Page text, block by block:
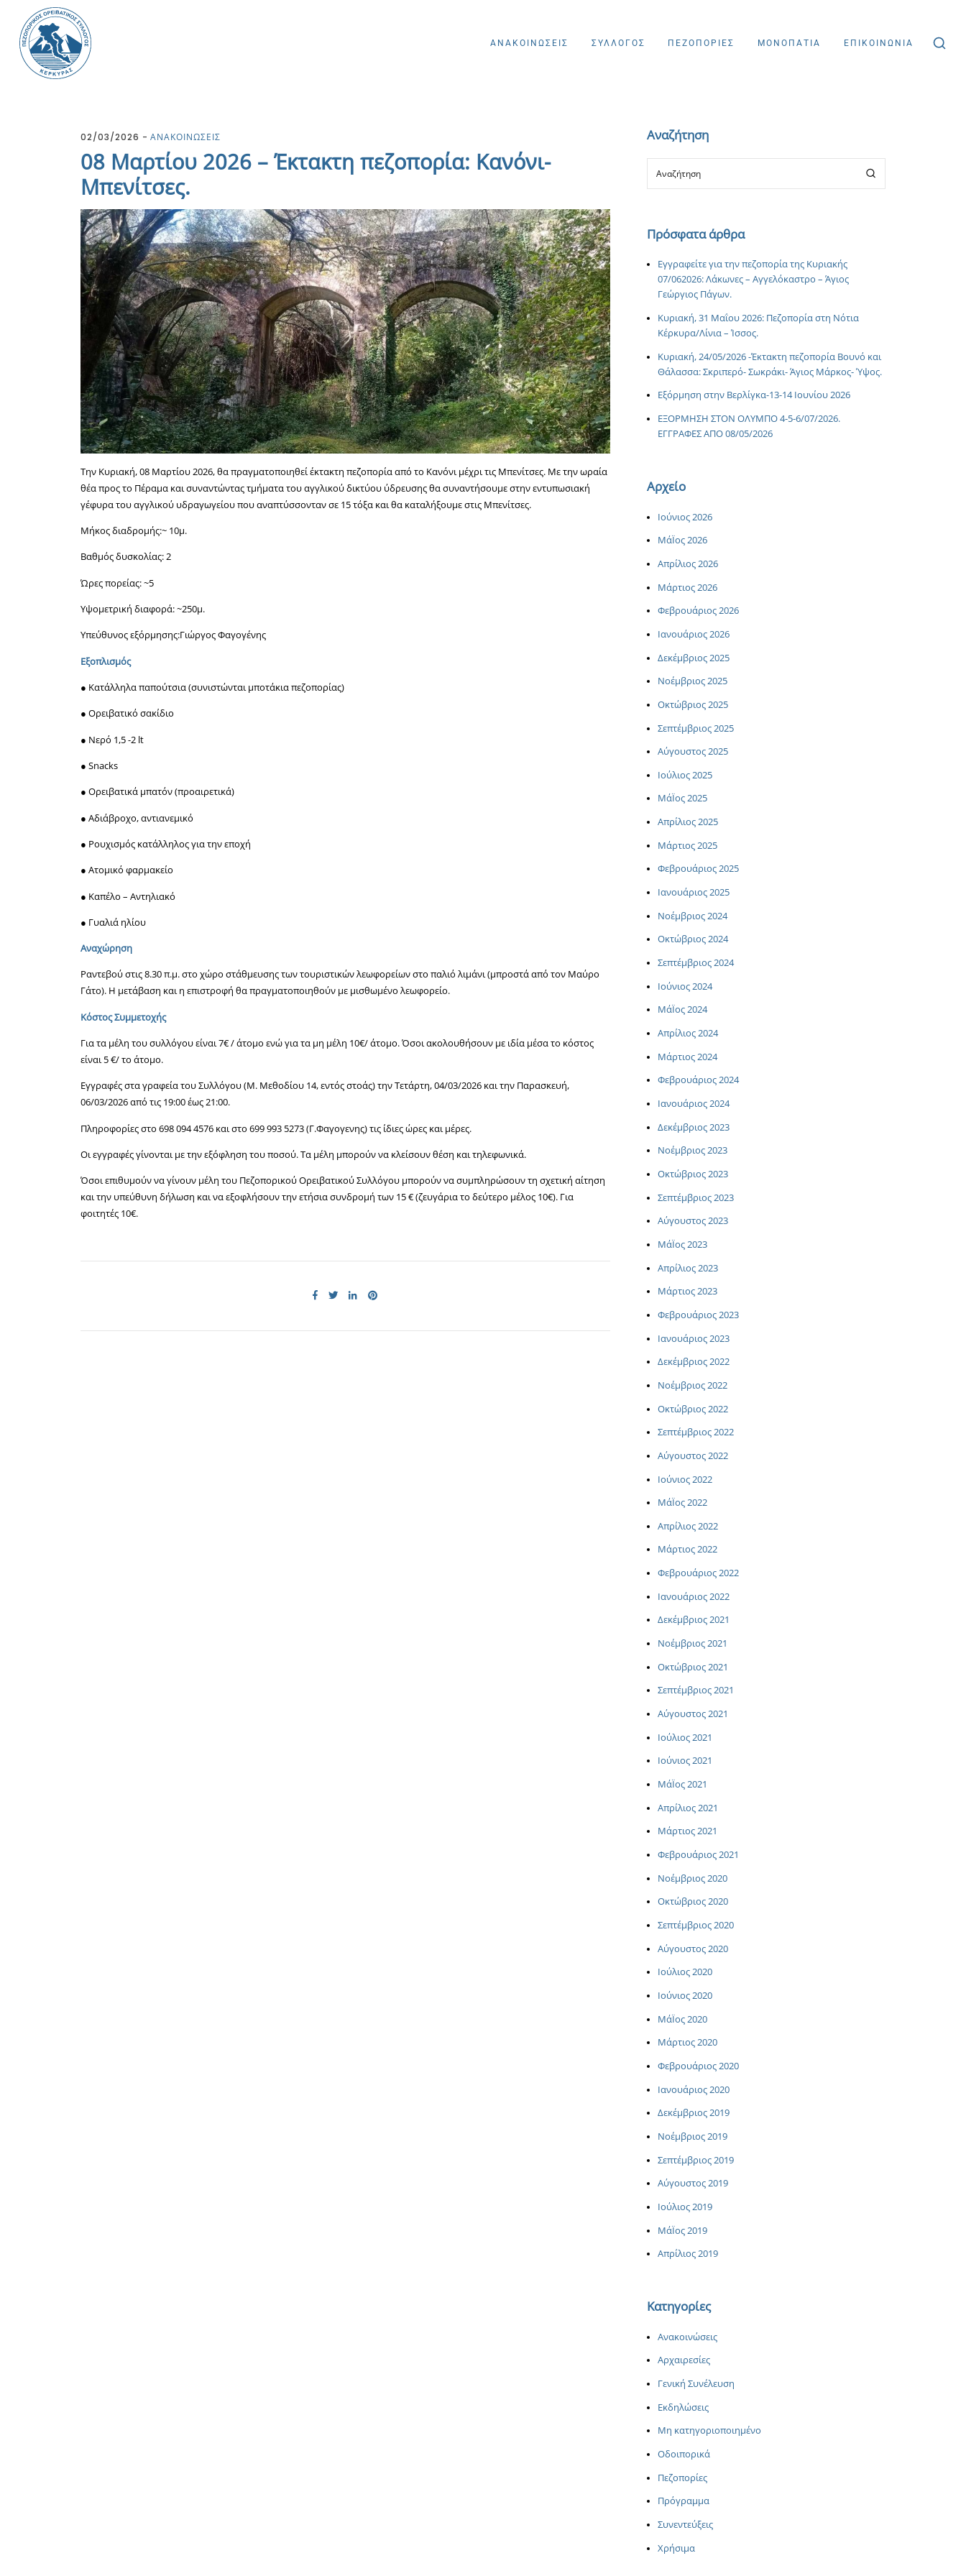
ΑΝΑΚΟΙΝΩΣΕΙΣ ΣΥΛΛΟΓΟΣ ΠΕΖΟΠΟΡΙΕΣ ΜΟΝΟΠΑΤΙΑ ΕΠΙΚΟΙΝΩΝΙΑ
02/03/2026 ΑΝΑΚΟΙΝΩΣΕΙΣ
08 Μαρτίου 2026 – Έκτακτη πεζοπορία: Κανόνι-
Μπενίτσες.
Την Κυριακή, 08 Μαρτίου 2026, θα πραγματοποιηθεί έκτακτη πεζοπορία από το Κανόνι μέχρι τις Μπενίτσες. Με την ωραία
θέα προς το Πέραμα και συναντώντας τμήματα του αγγλικού δικτύου ύδρευσης θα συναντήσουμε στην εντυπωσιακή
γέφυρα του αγγλικού υδραγωγείου που αναπτύσσονταν σε 15 τόξα και θα καταλήξουμε στις Μπενίτσες.
Μήκος διαδρομής:~ 10μ.
Βαθμός δυσκολίας: 2
Ώρες πορείας: ~5
Υψομετρική διαφορά: ~250μ.
Υπεύθυνος εξόρμησης:Γιώργος Φαγογένης
Εξοπλισμός
● Κατάλληλα παπούτσια (συνιστώνται μποτάκια πεζοπορίας)
● Ορειβατικό σακίδιο
● Νερό 1,5 -2 lt
● Snacks
● Ορειβατικά μπατόν (προαιρετικά)
● Αδιάβροχο, αντιανεμικό
● Ρουχισμός κατάλληλος για την εποχή
● Ατομικό φαρμακείο
● Καπέλο – Αντηλιακό
● Γυαλιά ηλίου
Αναχώρηση
Ραντεβού στις 8.30 π.μ. στο χώρο στάθμευσης των τουριστικών λεωφορείων στο παλιό λιμάνι (μπροστά από τον Μαύρο
Γάτο). Η μετάβαση και η επιστροφή θα πραγματοποιηθούν με μισθωμένο λεωφορείο.
Κόστος Συμμετοχής
Για τα μέλη του συλλόγου είναι 7€ / άτομο ενώ για τα μη μέλη 10€/ άτομο. Όσοι ακολουθήσουν με ιδία μέσα το κόστος
είναι 5 €/ το άτομο.
Εγγραφές στα γραφεία του Συλλόγου (Μ. Μεθοδίου 14, εντός στοάς) την Τετάρτη, 04/03/2026 και την Παρασκευή,
06/03/2026 από τις 19:00 έως 21:00.
Πληροφορίες στο 698 094 4576 και στο 699 993 5273 (Γ.Φαγογενης) τις ίδιες ώρες και μέρες.
Οι εγγραφές γίνονται με την εξόφληση του ποσού. Τα μέλη μπορούν να κλείσουν θέση και τηλεφωνικά.
Όσοι επιθυμούν να γίνουν μέλη του Πεζοπορικού Ορειβατικού Συλλόγου μπορούν να συμπληρώσουν τη σχετική αίτηση
και την υπεύθυνη δήλωση και να εξοφλήσουν την ετήσια συνδρομή των 15 € (ζευγάρια το δεύτερο μέλος 10€). Για
φοιτητές 10€.
Αναζήτηση
Πρόσφατα άρθρα
Εγγραφείτε για την πεζοπορία της Κυριακής
07/062026: Λάκωνες – Αγγελόκαστρο – Άγιος
Γεώργιος Πάγων.
Κυριακή, 31 Μαΐου 2026: Πεζοπορία στη Νότια
Κέρκυρα/Λίνια – Ίσσος.
Κυριακή, 24/05/2026 -Έκτακτη πεζοπορία Βουνό και
Θάλασσα: Σκριπερό- Σωκράκι- Άγιος Μάρκος- Ύψος.
Εξόρμηση στην Βερλίγκα-13-14 Ιουνίου 2026
ΕΞΟΡΜΗΣΗ ΣΤΟΝ ΟΛΥΜΠΟ 4-5-6/07/2026.
ΕΓΓΡΑΦΕΣ ΑΠΟ 08/05/2026
Αρχείο
Ιούνιος 2026
ΜάΪος 2026
Απρίλιος 2026
Μάρτιος 2026
Φεβρουάριος 2026
Ιανουάριος 2026
Δεκέμβριος 2025
Νοέμβριος 2025
Οκτώβριος 2025
Σεπτέμβριος 2025
Αύγουστος 2025
Ιούλιος 2025
ΜάΪος 2025
Απρίλιος 2025
Μάρτιος 2025
Φεβρουάριος 2025
Ιανουάριος 2025
Νοέμβριος 2024
Οκτώβριος 2024
Σεπτέμβριος 2024
Ιούνιος 2024
ΜάΪος 2024
Απρίλιος 2024
Μάρτιος 2024
Φεβρουάριος 2024
Ιανουάριος 2024
Δεκέμβριος 2023
Νοέμβριος 2023
Οκτώβριος 2023
Σεπτέμβριος 2023
Αύγουστος 2023
ΜάΪος 2023
Απρίλιος 2023
Μάρτιος 2023
Φεβρουάριος 2023
Ιανουάριος 2023
Δεκέμβριος 2022
Νοέμβριος 2022
Οκτώβριος 2022
Σεπτέμβριος 2022
Αύγουστος 2022
Ιούνιος 2022
ΜάΪος 2022
Απρίλιος 2022
Μάρτιος 2022
Φεβρουάριος 2022
Ιανουάριος 2022
Δεκέμβριος 2021
Νοέμβριος 2021
Οκτώβριος 2021
Σεπτέμβριος 2021
Αύγουστος 2021
Ιούλιος 2021
Ιούνιος 2021
ΜάΪος 2021
Απρίλιος 2021
Μάρτιος 2021
Φεβρουάριος 2021
Νοέμβριος 2020
Οκτώβριος 2020
Σεπτέμβριος 2020
Αύγουστος 2020
Ιούλιος 2020
Ιούνιος 2020
ΜάΪος 2020
Μάρτιος 2020
Φεβρουάριος 2020
Ιανουάριος 2020
Δεκέμβριος 2019
Νοέμβριος 2019
Σεπτέμβριος 2019
Αύγουστος 2019
Ιούλιος 2019
ΜάΪος 2019
Απρίλιος 2019
Κατηγορίες
Ανακοινώσεις
Αρχαιρεσίες
Γενική Συνέλευση
Εκδηλώσεις
Μη κατηγοριοποιημένο
Οδοιπορικά
Πεζοπορίες
Πρόγραμμα
Συνεντεύξεις
Χρήσιμα